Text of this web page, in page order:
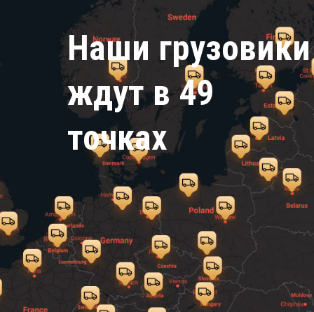
Наши грузовики
ждут в 49
точках